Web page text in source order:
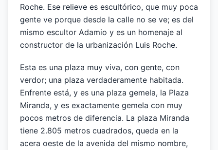
Roche. Ese relieve es escultórico, que muy poca
gente ve porque desde la calle no se ve; es del
mismo escultor Adamio y es un homenaje al
constructor de la urbanización Luis Roche.
Esta es una plaza muy viva, con gente, con
verdor; una plaza verdaderamente habitada.
Enfrente está, y es una plaza gemela, la Plaza
Miranda, y es exactamente gemela con muy
pocos metros de diferencia. La plaza Miranda
tiene 2.805 metros cuadrados, queda en la
acera oeste de la avenida del mismo nombre,